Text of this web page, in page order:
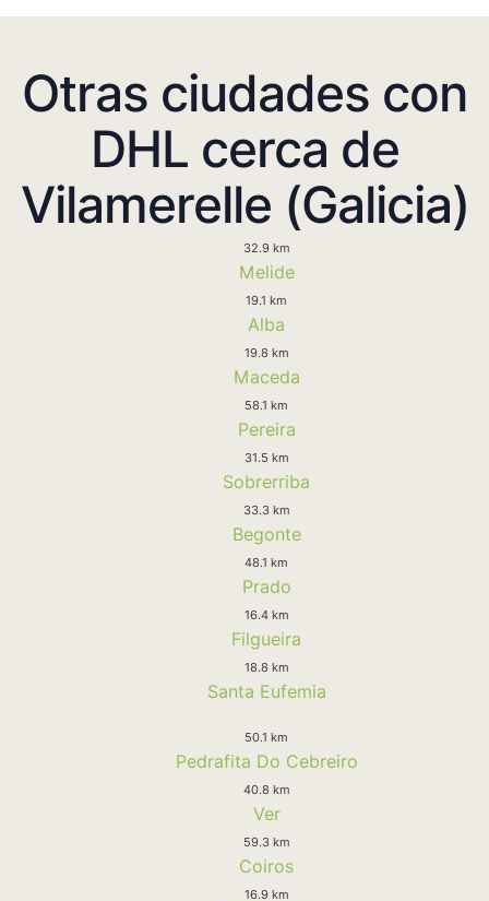
Otras ciudades con
DHL cerca de
Vilamerelle (Galicia)
32.9 km
Melide
19.1 km
Alba
19.8 km
Maceda
58.1 km
Pereira
31.5 km
Sobrerriba
33.3 km
Begonte
48.1 km
Prado
16.4 km
Filgueira
18.8 km
Santa Eufemia
50.1 km
Pedrafita Do Cebreiro
40.8 km
Ver
59.3 km
Coiros
16.9 km